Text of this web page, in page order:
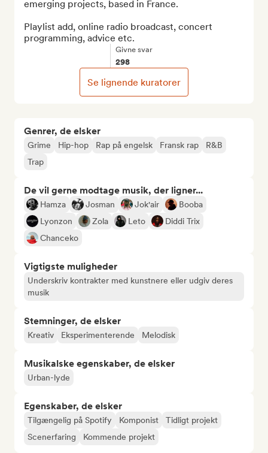
Genrer, de elsker
Grime Hip-hop Rap på engelsk Fransk rap
R&B
Trap
De vil gerne modtage musik, der ligner...
Hamza Josman Jok'air
Booba
Lyonzon
Zola Leto
Diddi Trix
Chanceko
Vigtigste muligheder
Underskriv kontrakter med kunstnere eller udgiv deres
musik
Stemninger, de elsker
Kreativ Eksperimenterende Melodisk
Musikalske egenskaber, de elsker
Urban-lyde
Egenskaber, de elsker
Tilgængelig på Spotify Komponist
Tidligt projekt
Scenerfaring
Kommende projekt
emerging projects, based in France.
Playlist add, online radio broadcast, concert
programming, advice etc.
Givne svar
298
Se lignende kuratorer